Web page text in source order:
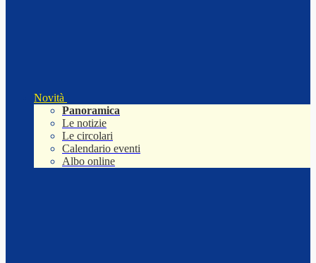
Novità
Panoramica
Le notizie
Le circolari
Calendario eventi
Albo online